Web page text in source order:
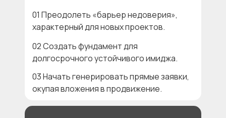
01 Преодолеть «барьер недоверия»,
характерный для новых проектов.
02 Создать фундамент для
долгосрочного устойчивого имиджа.
03 Начать генерировать прямые заявки,
окупая вложения в продвижение.